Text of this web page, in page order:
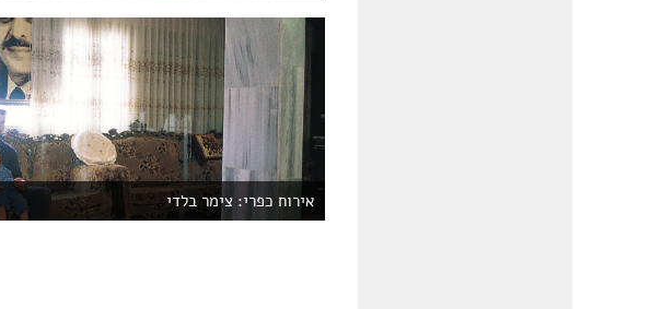
אירוח כפרי: צימר בלדי